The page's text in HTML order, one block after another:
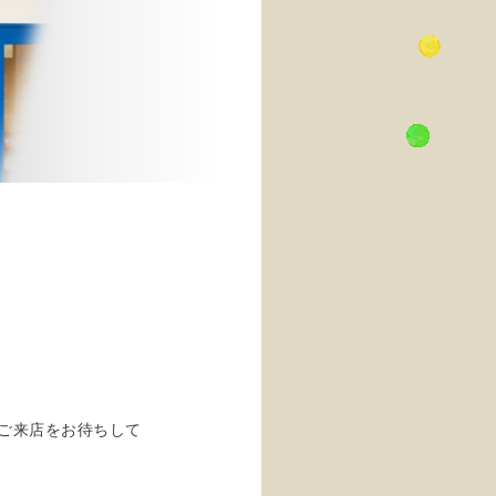
来店をお待ちして